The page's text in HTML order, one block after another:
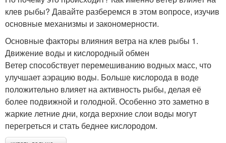
клев рыбы? Давайте разберемся в этом вопросе, изучив
основные механизмы и закономерности.
Основные факторы влияния ветра на клев рыбы 1.
Движение воды и кислородный обмен
Ветер способствует перемешиванию водных масс, что
улучшает аэрацию воды. Больше кислорода в воде
положительно влияет на активность рыбы, делая её
более подвижной и голодной. Особенно это заметно в
жаркие летние дни, когда верхние слои воды могут
перегреться и стать беднее кислородом.